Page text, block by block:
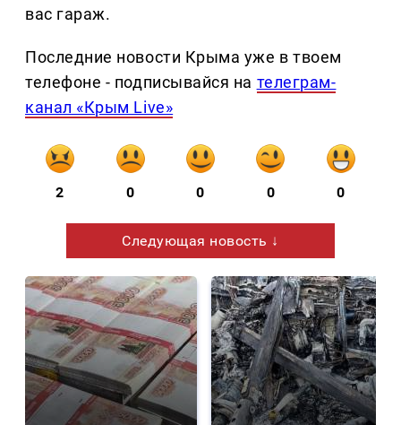
вас гараж.
Последние новости Крыма уже в твоем
телефоне - подписывайся на телеграм-
канал «Крым Live»
2 0 0 0 0
Следующая новость ↓